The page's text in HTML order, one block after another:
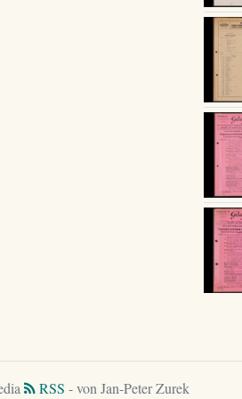
RSS - von Jan-Peter Zurek